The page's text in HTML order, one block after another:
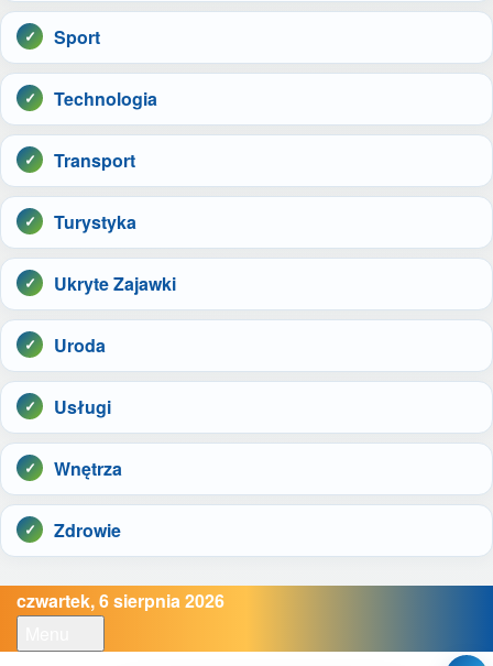
Sport
Technologia
Transport
Turystyka
Ukryte Zajawki
Uroda
Usługi
Wnętrza
Zdrowie
czwartek, 6 sierpnia 2026